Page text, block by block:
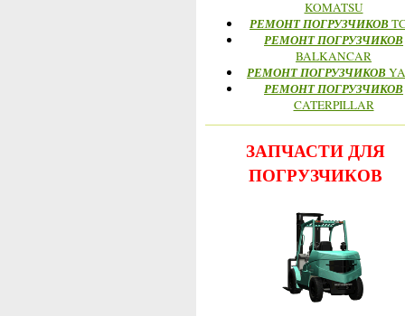
KOMATSU
РЕМОНТ ПОГРУЗЧИКОВ
РЕМОНТ ПОГРУЗЧИКОВ
BALKANCAR
РЕМОНТ ПОГРУЗЧИКОВ
РЕМОНТ ПОГРУЗЧИКОВ
CATERPILLAR
ЗАПЧАСТИ ДЛЯ
ПОГРУЗЧИКОВ